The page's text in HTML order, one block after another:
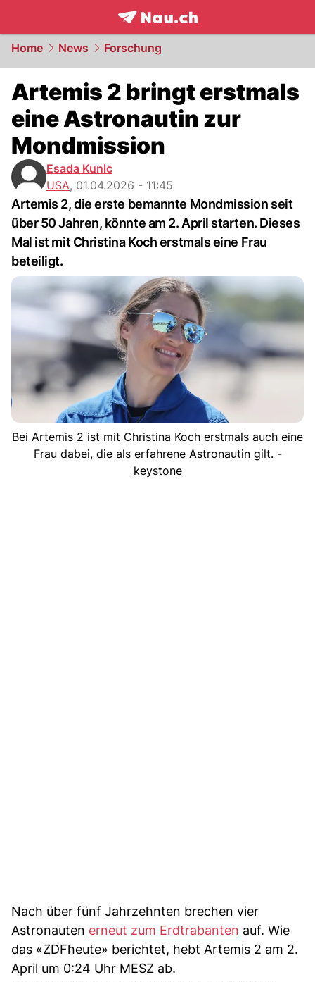
frontpage.NAU.ch
Home News Forschung
Artemis 2 bringt erstmals
eine Astronautin zur
Mondmission
Esada Kunic
USA, 01.04.2026 - 11:45
Artemis 2, die erste bemannte Mondmission seit
über 50 Jahren, könnte am 2. April starten. Dieses
Mal ist mit Christina Koch erstmals eine Frau
beteiligt.
Bei Artemis 2 ist mit Christina Koch erstmals auch eine
Frau dabei, die als erfahrene Astronautin gilt. -
keystone
Nach über fünf Jahrzehnten brechen vier
Astronauten erneut zum Erdtrabanten auf. Wie
das «ZDFheute» berichtet, hebt Artemis 2 am 2.
April um 0:24 Uhr MESZ ab.